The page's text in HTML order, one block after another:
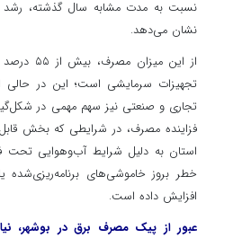
نسبت به مدت مشابه سال گذشته،
نشان می‌دهد.
از این
تجهیزات سرمایشی است؛ این در
تجاری و صنعتی نیز سهم مهمی در
فزاینده مصرف، در شرایطی که بخش
استان به دلیل شرایط آب‌وهوایی تحت
خطر بروز خاموشی‌های برنامه‌ریزی‌شده
افزایش داده است.
عبور از پیک مصرف برق در بوشهر،